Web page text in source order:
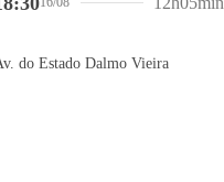
do Estado Dalmo Vieira